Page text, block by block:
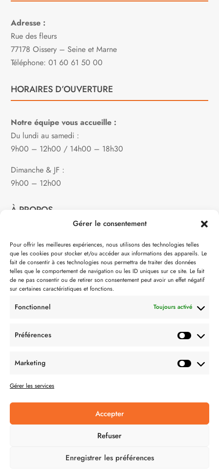
Gérer le consentement
Pour offrir les meilleures expériences, nous utilisons des technologies telles
que les cookies pour stocker et/ou accéder aux informations des appareils. Le
fait de consentir à ces technologies nous permettra de traiter des données
telles que le comportement de navigation ou les ID uniques sur ce site. Le fait
de ne pas consentir ou de retirer son consentement peut avoir un effet négatif
sur certaines caractéristiques et fonctions.
Fonctionnel Toujours activé
Préférences
Marketing
Gérer les services
Accepter
Refuser
Enregistrer les préférences
Adresse :
Rue des fleurs
77178 Oissery – Seine et Marne
Téléphone: 01 60 61 50 00
HORAIRES D’OUVERTURE
Notre équipe vous accueille :
Du lundi au samedi :
9h00 – 12h00 / 14h00 – 18h30
Dimanche & JF :
9h00 – 12h00
À PROPOS
Notre philosophie
Contact
Partenaire de:
CONDITION GÉNÉRALES DE VENTES